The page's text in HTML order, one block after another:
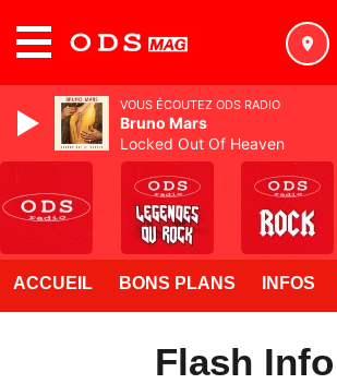
ACCUEIL BONS PLANS INFOS
Flash Info
VOUS ÉCOUTEZ ODS RADIO
Bruno Mars
Locked Out Of Heaven